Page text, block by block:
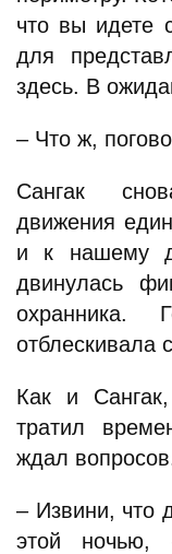
что вы идете
для
здесь. В
– Что ж,
Сангак
движения
и к нашему
двинулась
охранника.
отблескивала
Как и
тратил
ждал
– Извини, что
этой